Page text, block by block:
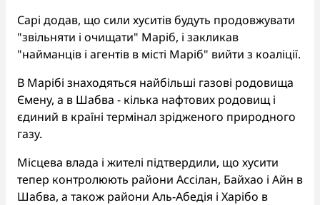
Сарі додав, що сили хуситів будуть продовжувати
"звільняти і очищати" Маріб, і закликав
"найманців і агентів в місті Маріб" вийти з коаліції.
В Марібі знаходяться найбільші газові родовища
Ємену, а в Шабва - кілька нафтових родовищ і
єдиний в країні термінал зрідженого природного
газу.
Місцева влада і жителі підтвердили, що хусити
тепер контролюють райони Ассілан, Байхао і Айн в
Шабва, а також райони Аль-Абедія і Харібо в